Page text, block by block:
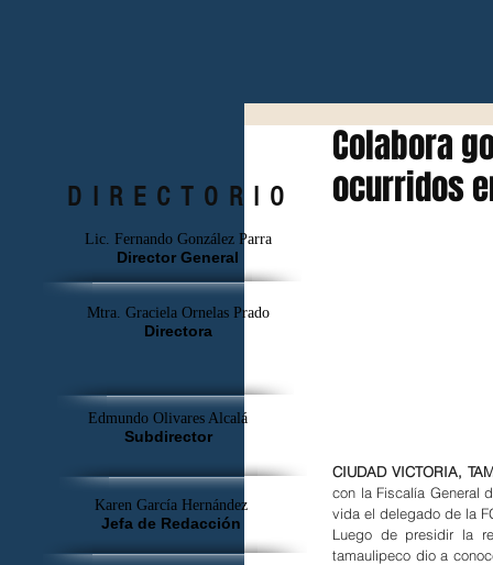
Colabora
ocurridos
CIUDAD VICTORIA,
con la Fiscalía General
vida el delegado de la
Luego de presidir la
tamaulipeco dio a
DIRECTORIO
Lic. Fernando González Parra
Director General
Mtra. Graciela Ornelas Prado
Directora
Edmundo Olivares Alcalá
Subdirector
Karen García Hernández
Jefa de Redacción